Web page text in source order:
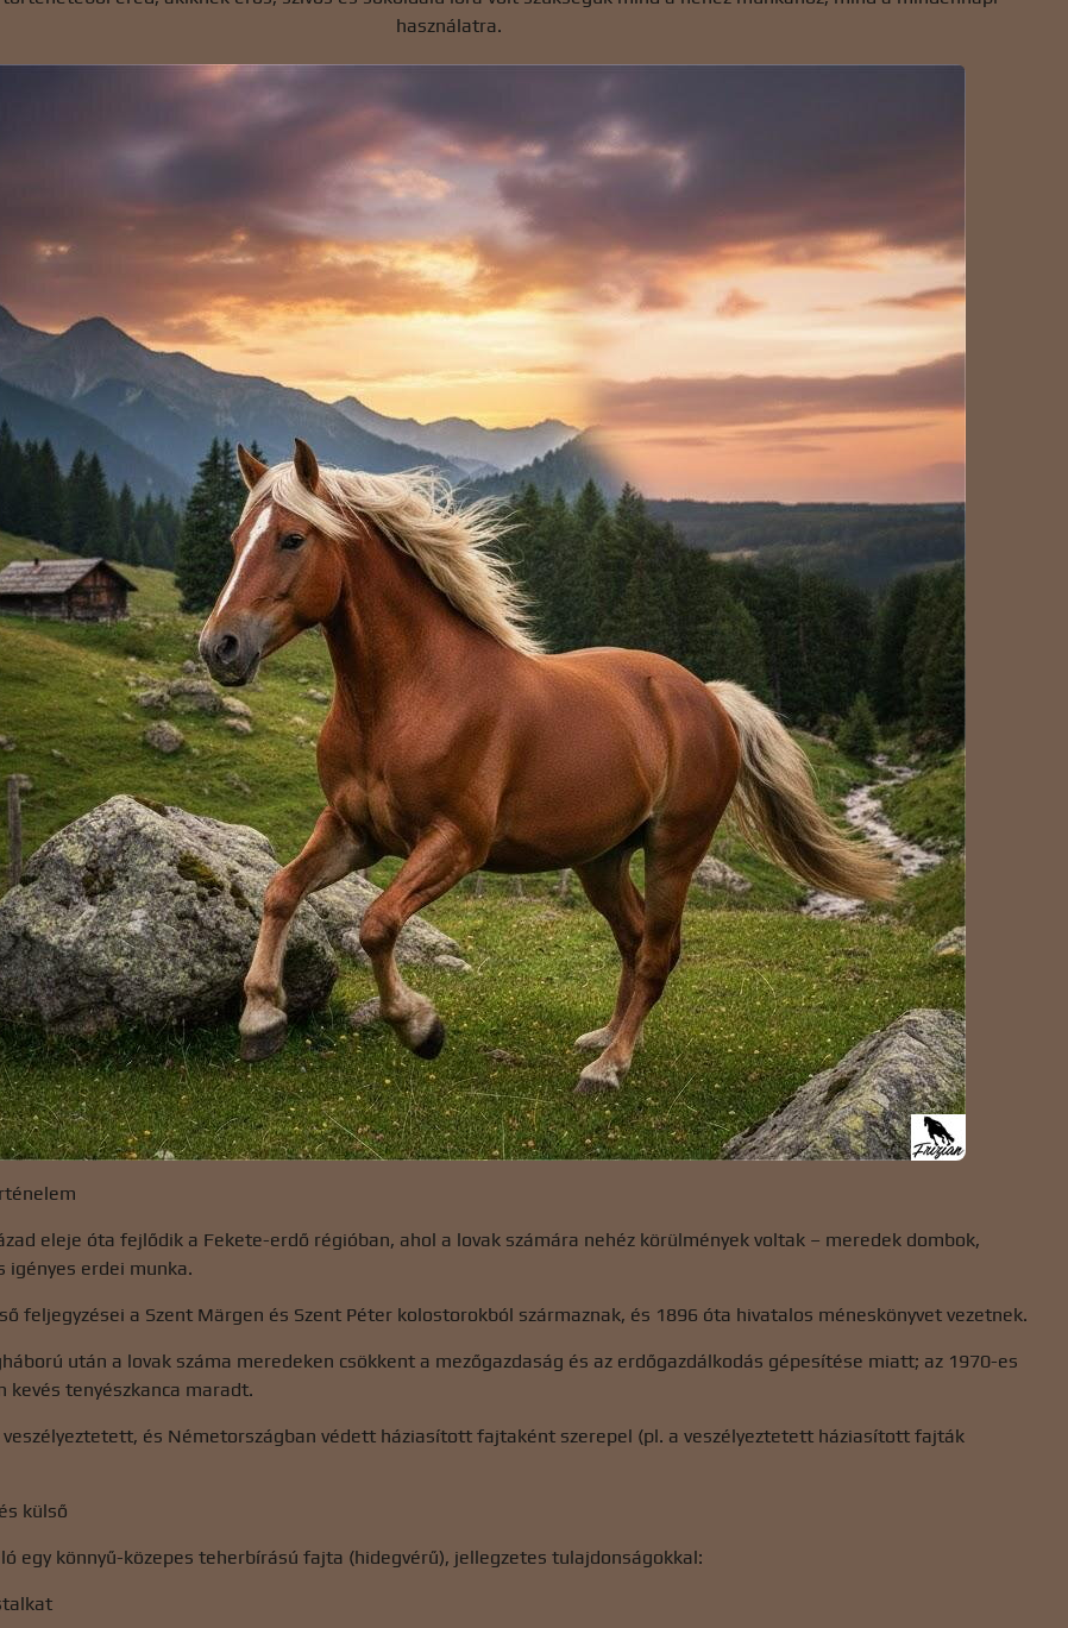
használatra.
eleje óta fejlődik a Fekete-erdő régióban, ahol a lovak számára nehéz körülmények voltak – meredek dombok,
igényes erdei munka.
feljegyzései a Szent Märgen és Szent Péter kolostorokból származnak, és 1896 óta hivatalos méneskönyvet vezetnek.
után a lovak száma meredeken csökkent a mezőgazdaság és az erdőgazdálkodás gépesítése miatt; az 1970-es
kevés tenyészkanca maradt.
és Németországban védett háziasított fajtaként szerepel (pl. a veszélyeztetett háziasított fajták
külső
egy könnyű-közepes teherbírású fajta (hidegvérű), jellegzetes tulajdonságokkal: